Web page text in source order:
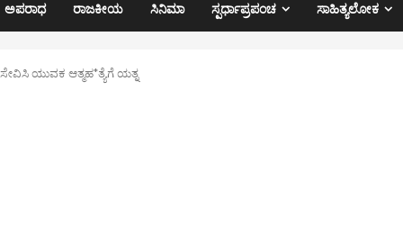
ಅಪರಾಧ ರಾಜಕೀಯ ಸಿನಿಮಾ ಸ್ಪರ್ಧಾಪ್ರಪಂಚ ಸಾಹಿತ್ಯಲೋಕ
ಯುವಕ ಆತ್ಮಹ*ತ್ಯೆಗೆ ಯತ್ನ